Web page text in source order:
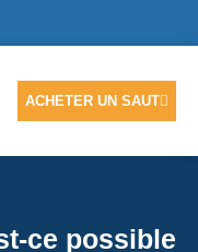
ACHETER UN SAUT
ce possible